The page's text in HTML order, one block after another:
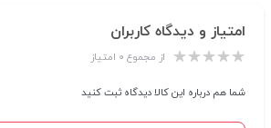
امتیاز و دیدگاه کاربران
از مجموع ۰ امتیاز
شما هم درباره این کالا دیدگاه ثبت کنید